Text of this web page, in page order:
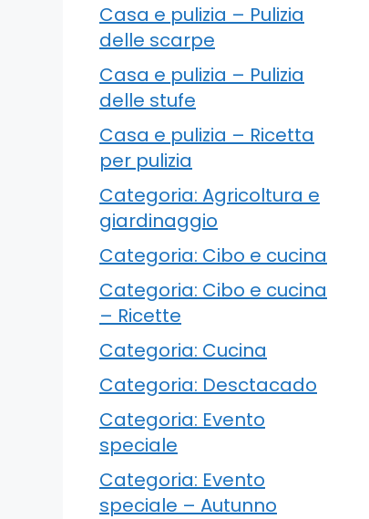
Casa e pulizia – Pulizia
delle scarpe
Casa e pulizia – Pulizia
delle stufe
Casa e pulizia – Ricetta
per pulizia
Categoria: Agricoltura e
giardinaggio
Categoria: Cibo e cucina
Categoria: Cibo e cucina
– Ricette
Categoria: Cucina
Categoria: Desctacado
Categoria: Evento
speciale
Categoria: Evento
speciale – Autunno